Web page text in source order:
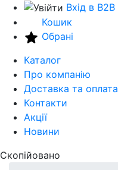
Вхід в B2B
Кошик
Обрані
Каталог
Про компанію
Доставка та оплата
Контакти
Акції
Новини
Скопійовано